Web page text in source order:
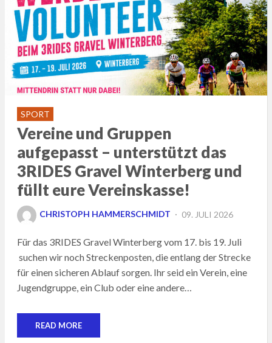
SPORT
Vereine und Gruppen
aufgepasst – unterstützt das
3RIDES Gravel Winterberg und
füllt eure Vereinskasse!
CHRISTOPH HAMMERSCHMIDT
POSTED
09. JULI 2026
Für das 3RIDES Gravel Winterberg vom 17. bis 19. Juli
suchen wir noch Streckenposten, die entlang der Strecke
für einen sicheren Ablauf sorgen. Ihr seid ein Verein, eine
Jugendgruppe, ein Club oder eine andere…
READ MORE